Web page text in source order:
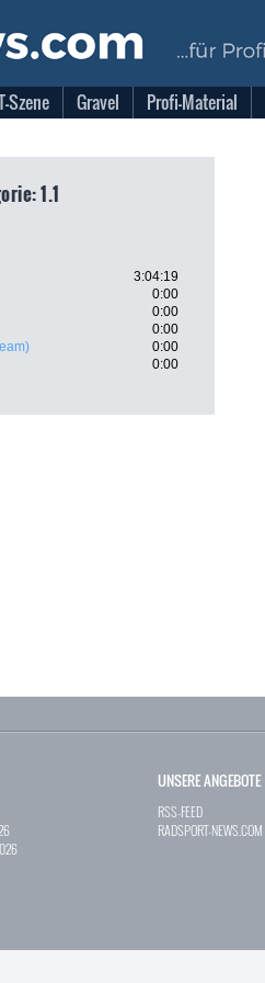
Szene Gravel Profi-Material
1.1
3:04:19
0:00
0:00
0:00
0:00
0:00
UNSERE ANGEBOTE
RSS-FEED
RADSPORT-NEWS.COM